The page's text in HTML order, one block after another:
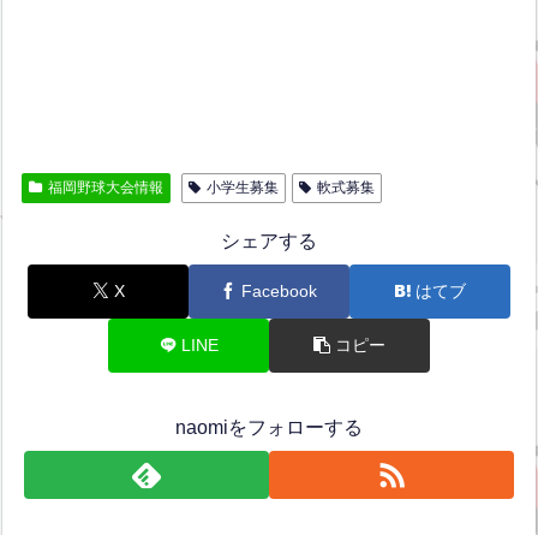
福岡野球大会情報 小学生募集 軟式募集
シェアする
X Facebook はてブ
LINE コピー
naomiをフォローする